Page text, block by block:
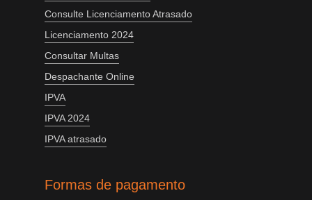
Consulte Licenciamento Atrasado
Licenciamento 2024
Consultar Multas
Despachante Online
IPVA
IPVA 2024
IPVA atrasado
Formas de pagamento